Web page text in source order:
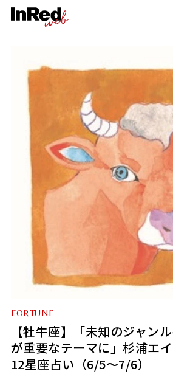
FORTUNE
【牡牛座】「未知のジャン
が重要なテーマに」杉浦エ
12星座占い（6/5～7/6）